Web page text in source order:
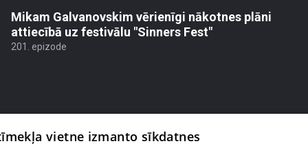
Mikam Galvanovskim vērienīgi nākotnes plāni
attiecībā uz festivālu "Sinners Fest"
201. epizode
vietne izmanto sīkdatnes